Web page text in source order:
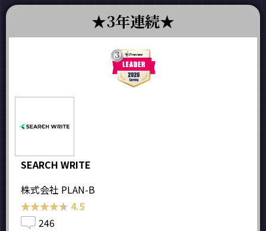
3年連続
SEARCH WRITE
株式会社 PLAN-B
★★★★★
★★★★★ 4.5
246